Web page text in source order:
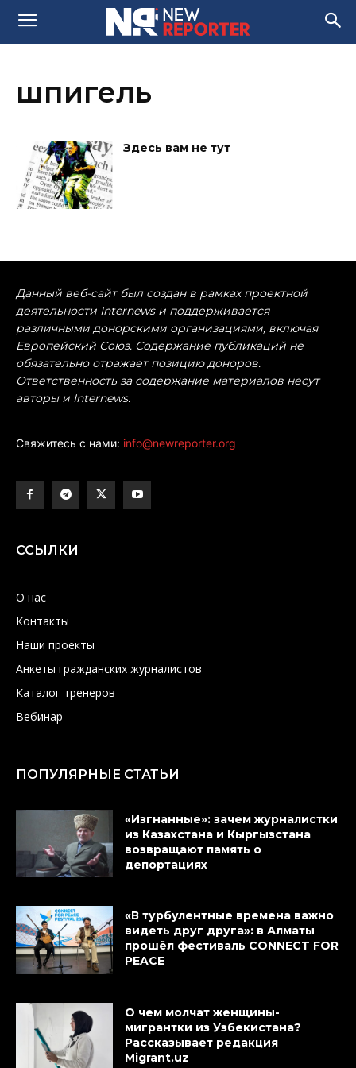
шпигель
Здесь вам не тут
Данный веб-сайт был создан в рамках проектной
деятельности Internews и поддерживается
различными донорскими организациями, включая
Европейский Союз. Содержание публикаций не
обязательно отражает позицию доноров.
Ответственность за содержание материалов несут
авторы и Internews.
Свяжитесь с нами: info@newreporter.org
ССЫЛКИ
О нас
Контакты
Наши проекты
Анкеты гражданских журналистов
Каталог тренеров
Вебинар
ПОПУЛЯРНЫЕ СТАТЬИ
«Изгнанные»: зачем журналистки
из Казахстана и Кыргызстана
возвращают память о
депортациях
«В турбулентные времена важно
видеть друг друга»: в Алматы
прошёл фестиваль CONNECT FOR
PEACE
О чем молчат женщины-
мигрантки из Узбекистана?
Рассказывает редакция
Migrant.uz